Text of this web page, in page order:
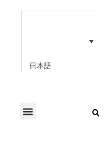
日本語
Menu